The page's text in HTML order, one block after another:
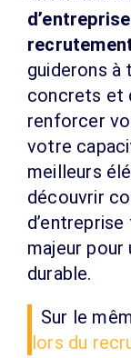
d’entreprise
guiderons à
concrets et
renforcer
votre
meilleurs
découvrir
majeur
durable.
Sur le
lors du